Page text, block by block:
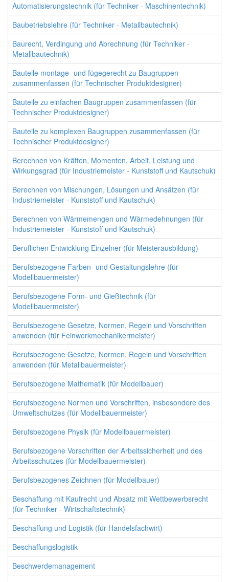
Automatisierungstechnik (für Techniker - Maschinentechnik)
Baubetriebslehre (für Techniker - Metallbautechnik)
Baurecht, Verdingung und Abrechnung (für Techniker -
Metallbautechnik)
Bauteile montage- und fügegerecht zu Baugruppen
zusammenfassen (für Technischer Produktdesigner)
Bauteile zu einfachen Baugruppen zusammenfassen (für
Technischer Produktdesigner)
Bauteile zu komplexen Baugruppen zusammenfassen (für
Technischer Produktdesigner)
Berechnen von Kräften, Momenten, Arbeit, Leistung und
Wirkungsgrad (für Industriemeister - Kunststoff und Kautschuk)
Berechnen von Mischungen, Lösungen und Ansätzen (für
Industriemeister - Kunststoff und Kautschuk)
Berechnen von Wärmemengen und Wärmedehnungen (für
Industriemeister - Kunststoff und Kautschuk)
Beruflichen Entwicklung Einzelner (für Meisterausbildung)
Berufsbezogene Farben- und Gestaltungslehre (für
Modellbauermeister)
Berufsbezogene Form- und Gießtechnik (für
Modellbauermeister)
Berufsbezogene Gesetze, Normen, Regeln und Vorschriften
anwenden (für Feinwerkmechanikermeister)
Berufsbezogene Gesetze, Normen, Regeln und Vorschriften
anwenden (für Metallbauermeister)
Berufsbezogene Mathematik (für Modellbauer)
Berufsbezogene Normen und Vorschriften, insbesondere des
Umweltschutzes (für Modellbauermeister)
Berufsbezogene Physik (für Modellbauermeister)
Berufsbezogene Vorschriften der Arbeitssicherheit und des
Arbeitsschutzes (für Modellbauermeister)
Berufsbezogenes Zeichnen (für Modellbauer)
Beschaffung mit Kaufrecht und Absatz mit Wettbewerbsrecht
(für Techniker - Wirtschaftstechnik)
Beschaffung und Logistik (für Handelsfachwirt)
Beschaffungslogistik
Beschwerdemanagement